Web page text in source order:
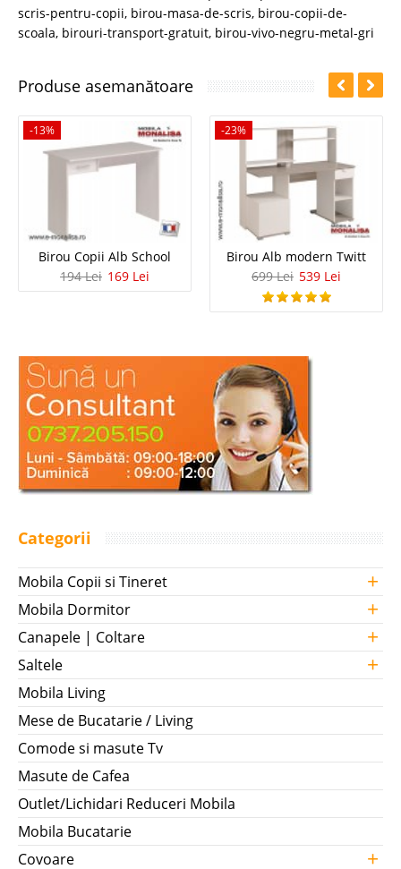
scris-pentru-copii, birou-masa-de-scris, birou-copii-de-
scoala, birouri-transport-gratuit, birou-vivo-negru-metal-gri
Produse asemanătoare
-13%
Birou Copii Alb School
194 Lei 169 Lei
-23%
Birou Alb modern Twitt
699 Lei 539 Lei
Categorii
Mobila Copii si Tineret +
Mobila Dormitor +
Canapele | Coltare +
Saltele +
Mobila Living
Mese de Bucatarie / Living
Comode si masute Tv
Masute de Cafea
Outlet/Lichidari Reduceri Mobila
Mobila Bucatarie
Covoare
+